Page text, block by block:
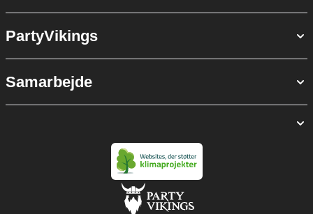
PartyVikings
Samarbejde